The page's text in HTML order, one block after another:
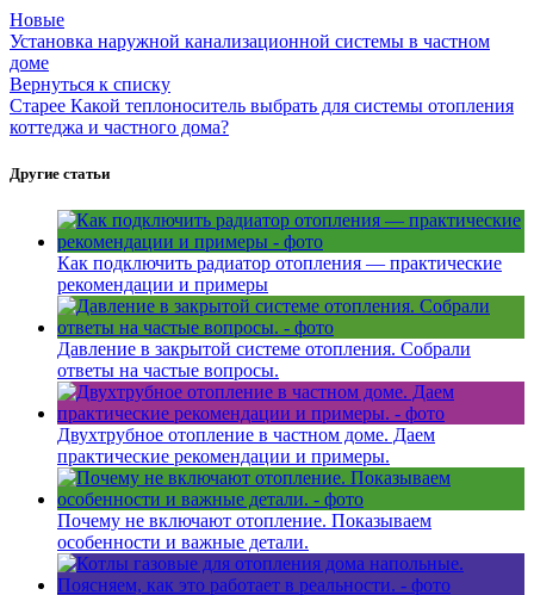
Новые
Установка наружной канализационной системы в частном
доме
Вернуться к списку
Старее Какой теплоноситель выбрать для системы отопления
коттеджа и частного дома?
Другие статьи
Как подключить радиатор отопления — практические
рекомендации и примеры
Давление в закрытой системе отопления. Собрали
ответы на частые вопросы.
Двухтрубное отопление в частном доме. Даем
практические рекомендации и примеры.
Почему не включают отопление. Показываем
особенности и важные детали.